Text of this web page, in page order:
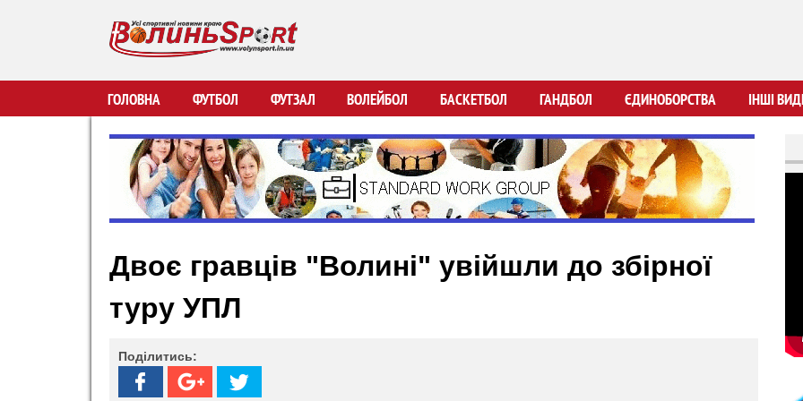
вмісту
В
о
и
н
ь
ГОЛОВНА ФУТБОЛ ФУТЗАЛ ВОЛЕЙБОЛ БАСКЕТБОЛ ГАНДБОЛ ЄДИНОБОРСТВА ІНШІ
Двоє гравців "Волині" увійшли до збірної
туру УПЛ
Поділитись: